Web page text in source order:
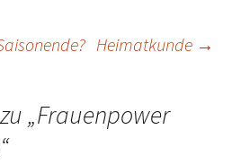
Heimatkunde →
„Frauenpower
“